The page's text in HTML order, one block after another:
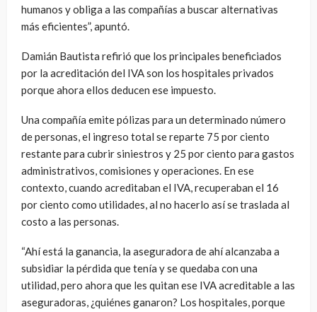
humanos y obliga a las compañías a buscar alternativas
más eficientes”, apuntó.
Damián Bautista refirió que los principales beneficiados
por la acreditación del IVA son los hospitales privados
porque ahora ellos deducen ese impuesto.
Una compañía emite pólizas para un determinado número
de personas, el ingreso total se reparte 75 por ciento
restante para cubrir siniestros y 25 por ciento para gastos
administrativos, comisiones y operaciones. En ese
contexto, cuando acreditaban el IVA, recuperaban el 16
por ciento como utilidades, al no hacerlo así se traslada al
costo a las personas.
“Ahí está la ganancia, la aseguradora de ahí alcanzaba a
subsidiar la pérdida que tenía y se quedaba con una
utilidad, pero ahora que les quitan ese IVA acreditable a las
aseguradoras, ¿quiénes ganaron? Los hospitales, porque